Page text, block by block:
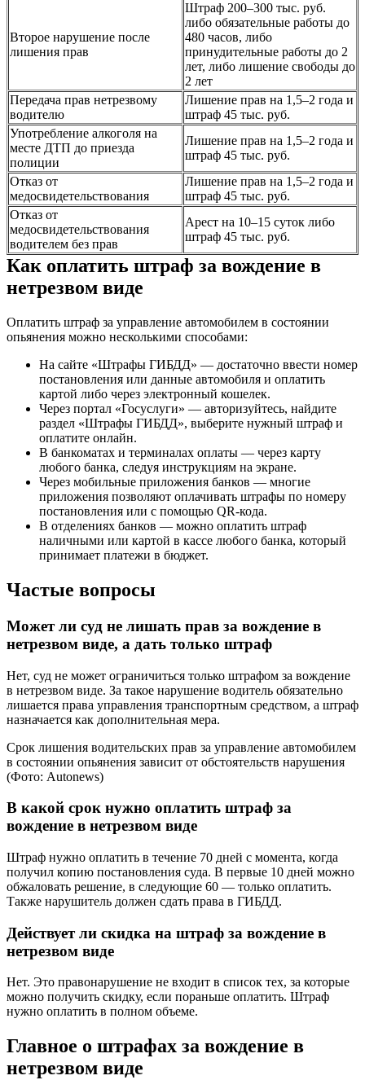
Второе нарушение после
лишения прав
Штраф 200–300 тыс. руб.
либо обязательные работы до
480 часов, либо
принудительные работы до 2
лет, либо лишение свободы до
2 лет
Передача прав нетрезвому
водителю
Лишение прав на 1,5–2 года и
штраф 45 тыс. руб.
Употребление алкоголя на
месте ДТП до приезда
полиции
Лишение прав на 1,5–2 года и
штраф 45 тыс. руб.
Отказ от
медосвидетельствования
Лишение прав на 1,5–2 года и
штраф 45 тыс. руб.
Отказ от
медосвидетельствования
водителем без прав
Арест на 10–15 суток либо
штраф 45 тыс. руб.
Как оплатить штраф за вождение в
нетрезвом виде
Оплатить штраф за управление автомобилем в состоянии
опьянения можно несколькими способами:
На сайте «Штрафы ГИБДД» — достаточно ввести номер
постановления или данные автомобиля и оплатить
картой либо через электронный кошелек.
Через портал «Госуслуги» — авторизуйтесь, найдите
раздел «Штрафы ГИБДД», выберите нужный штраф и
оплатите онлайн.
В банкоматах и терминалах оплаты — через карту
любого банка, следуя инструкциям на экране.
Через мобильные приложения банков — многие
приложения позволяют оплачивать штрафы по номеру
постановления или с помощью QR-кода.
В отделениях банков — можно оплатить штраф
наличными или картой в кассе любого банка, который
принимает платежи в бюджет.
Частые вопросы
Может ли суд не лишать прав за вождение в
нетрезвом виде, а дать только штраф
Нет, суд не может ограничиться только штрафом за вождение
в нетрезвом виде. За такое нарушение водитель обязательно
лишается права управления транспортным средством, а штраф
назначается как дополнительная мера.
Срок лишения водительских прав за управление автомобилем
в состоянии опьянения зависит от обстоятельств нарушения
(Фото: Autonews)
В какой срок нужно оплатить штраф за
вождение в нетрезвом виде
Штраф нужно оплатить в течение 70 дней с момента, когда
получил копию постановления суда. В первые 10 дней можно
обжаловать решение, в следующие 60 — только оплатить.
Также нарушитель должен сдать права в ГИБДД.
Действует ли скидка на штраф за вождение в
нетрезвом виде
Нет. Это правонарушение не входит в список тех, за которые
можно получить скидку, если пораньше оплатить. Штраф
нужно оплатить в полном объеме.
Главное о штрафах за вождение в
нетрезвом виде